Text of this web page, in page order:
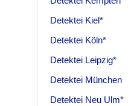
Detektei Kiel*
Detektei Köln*
Detektei Leipzig*
Detektei München
Detektei Neu Ulm*